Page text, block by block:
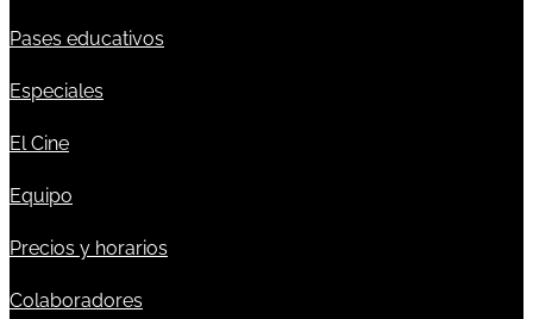
Pases educativos
Especiales
El Cine
Equipo
Precios y horarios
Colaboradores